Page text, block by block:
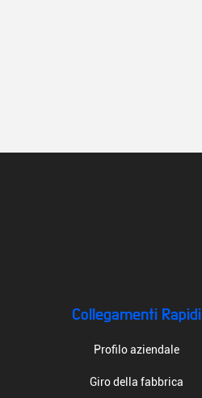
Collegamenti Rapidi
Profilo aziendale
Giro della fabbrica